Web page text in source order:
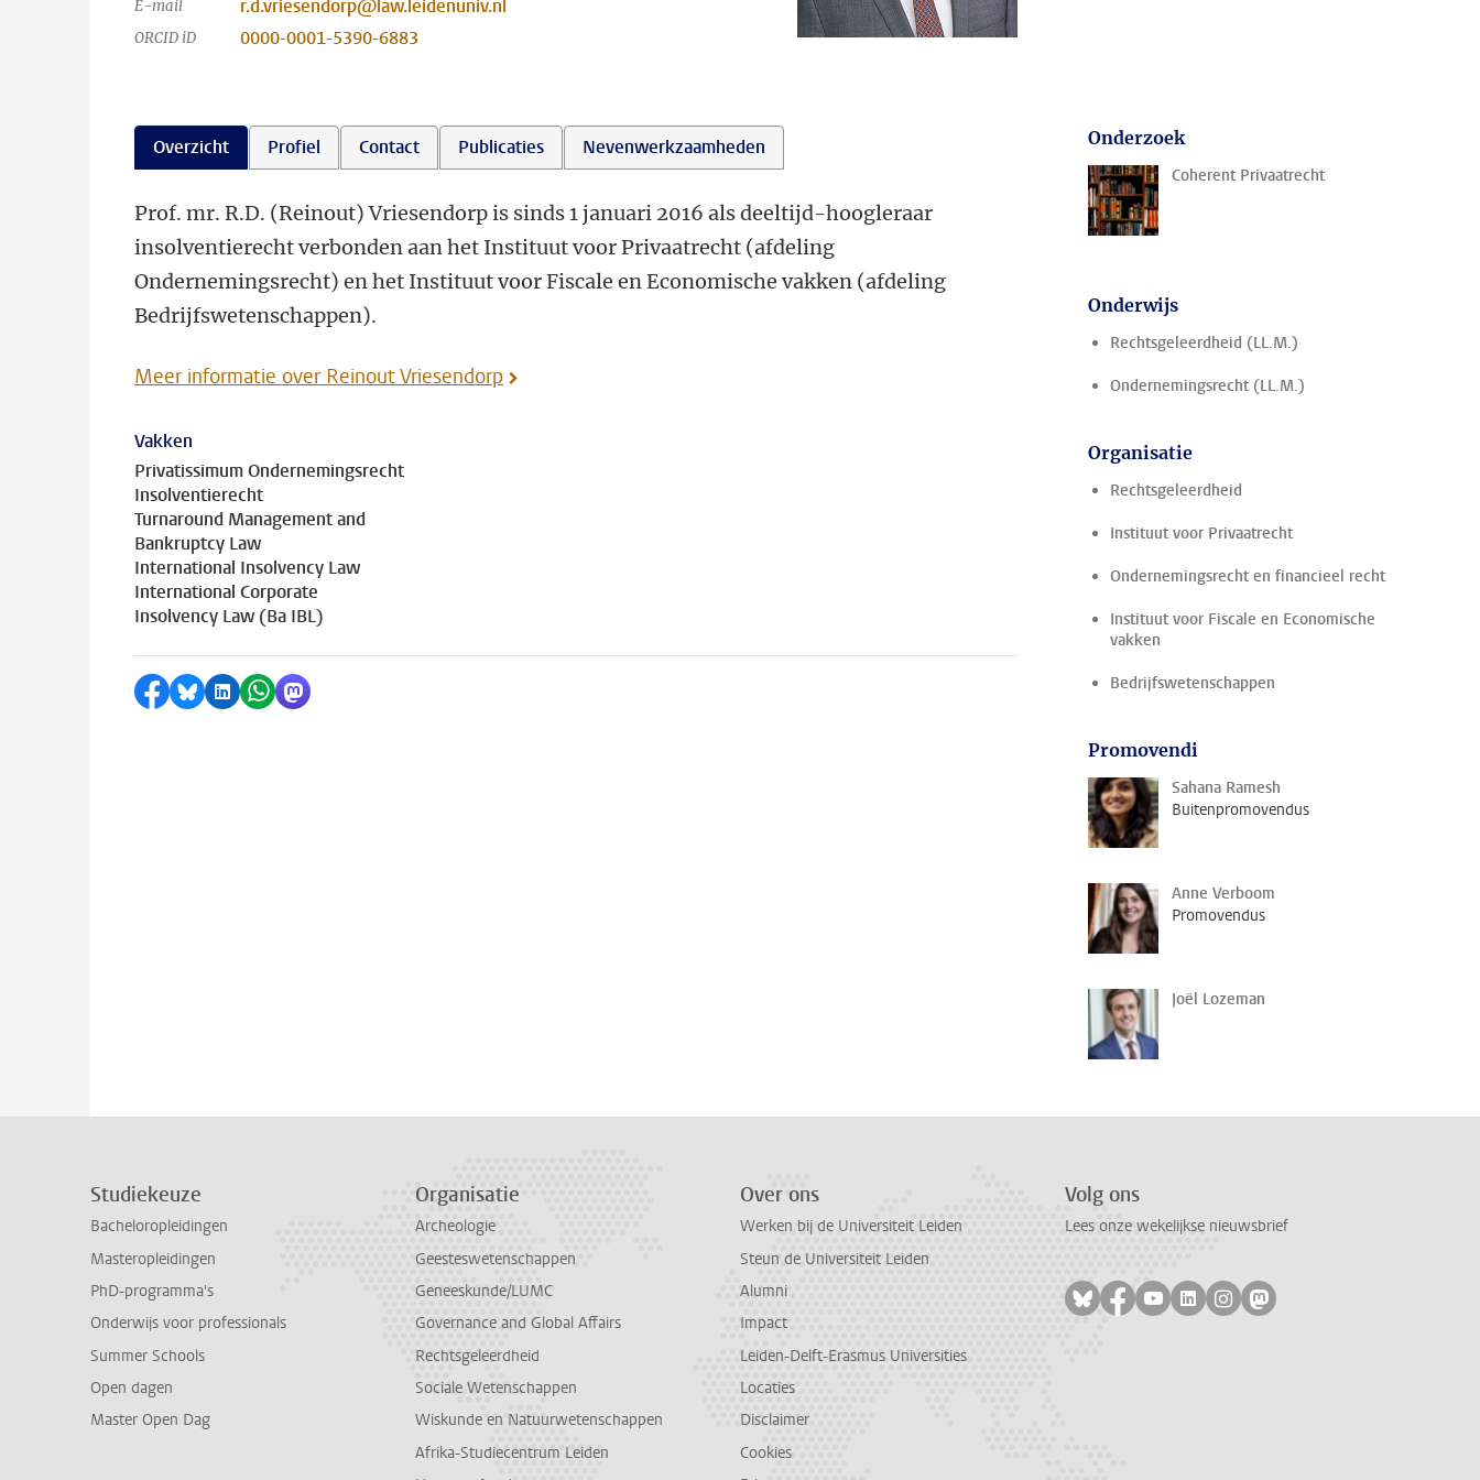
E-mail r.d.vriesendorp@law.leidenuniv.nl
ORCID iD 0000-0001-5390-6883
Overzicht Profiel Contact Publicaties Nevenwerkzaamheden
Prof. mr. R.D. (Reinout) Vriesendorp is sinds 1 januari 2016 als deeltijd-hoogleraar
insolventierecht verbonden aan het Instituut voor Privaatrecht (afdeling
Ondernemingsrecht) en het Instituut voor Fiscale en Economische vakken (afdeling
Bedrijfswetenschappen).
Meer informatie over Reinout Vriesendorp
Vakken
Privatissimum Ondernemingsrecht
Insolventierecht
Turnaround Management and
Bankruptcy Law
International Insolvency Law
International Corporate
Insolvency Law (Ba IBL)
Delen op Facebook
Delen via Bluesky
Delen op LinkedIn
Delen via WhatsApp
Delen via Mastodon
Onderzoek
Coherent Privaatrecht
Onderwijs
Rechtsgeleerdheid (LL.M.)
Ondernemingsrecht (LL.M.)
Organisatie
Rechtsgeleerdheid
Instituut voor Privaatrecht
Ondernemingsrecht en financieel recht
Instituut voor Fiscale en Economische
vakken
Bedrijfswetenschappen
Promovendi
Sahana Ramesh
Buitenpromovendus
Anne Verboom
Promovendus
Joël Lozeman
Studiekeuze
Bacheloropleidingen
Masteropleidingen
PhD-programma's
Onderwijs voor professionals
Summer Schools
Open dagen
Master Open Dag
Organisatie
Archeologie
Geesteswetenschappen
Geneeskunde/LUMC
Governance and Global Affairs
Rechtsgeleerdheid
Sociale Wetenschappen
Wiskunde en Natuurwetenschappen
Afrika-Studiecentrum Leiden
Over ons
Werken bij de Universiteit Leiden
Steun de Universiteit Leiden
Alumni
Impact
Leiden-Delft-Erasmus Universities
Locaties
Disclaimer
Cookies
Volg ons
Lees onze wekelijkse nieuwsbrief
Volg ons op bluesky
Volg ons op facebook
Volg ons op youtube
Volg ons op linkedin
Volg ons op instagram
Volg ons op mastodon